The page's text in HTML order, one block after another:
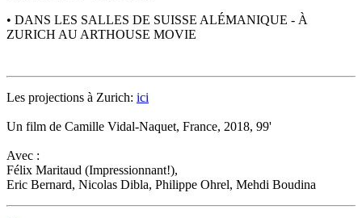
• DANS LES SALLES DE SUISSE ALÉMANIQUE - À
ZURICH AU ARTHOUSE MOVIE
Les projections à Zurich: ici
Un film de Camille Vidal-Naquet, France, 2018, 99'
Avec :
Félix Maritaud (Impressionnant!),
Eric Bernard, Nicolas Dibla, Philippe Ohrel, Mehdi Boudina